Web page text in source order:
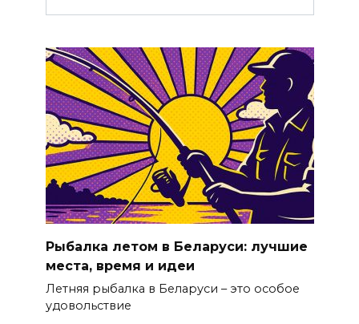
Рыбалка летом в Беларуси: лучшие
места, время и идеи
Летняя рыбалка в Беларуси – это особое
удовольствие